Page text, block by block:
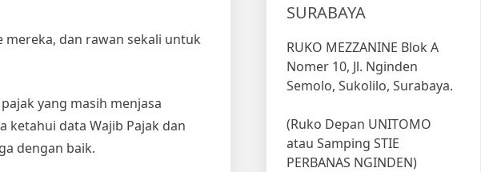
dan rawan sekali untuk
yang masih menjasa
ketahui data Wajib Pajak dan
dengan baik.
SURABAYA
RUKO MEZZANINE Blok A
Nomer 10, Jl. Nginden
Semolo, Sukolilo, Surabaya.
(Ruko Depan UNITOMO
atau Samping STIE
PERBANAS NGINDEN)